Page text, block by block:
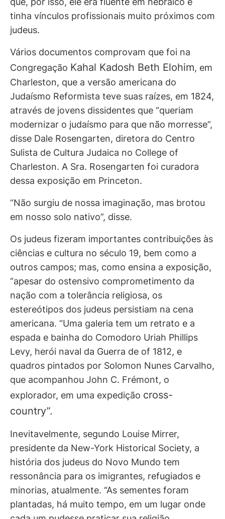
tinha vínculos profissionais muito próximos com
judeus.
Vários documentos comprovam que foi na
Congregação Kahal Kadosh Beth Elohim, em
Charleston, que a versão americana do
Judaísmo Reformista teve suas raízes, em 1824,
através de jovens dissidentes que “queriam
modernizar o judaísmo para que não morresse”,
disse Dale Rosengarten, diretora do Centro
Sulista de Cultura Judaica no College of
Charleston. A Sra. Rosengarten foi curadora
dessa exposição em Princeton.
“Não surgiu de nossa imaginação, mas brotou
em nosso solo nativo”, disse.
Os judeus fizeram importantes contribuições às
ciências e cultura no século 19, bem como a
outros campos; mas, como ensina a exposição,
“apesar do ostensivo comprometimento da
nação com a tolerância religiosa, os
estereótipos dos judeus persistiam na cena
americana. “Uma galeria tem um retrato e a
espada e bainha do Comodoro Uriah Phillips
Levy, herói naval da Guerra de of 1812, e
quadros pintados por Solomon Nunes Carvalho,
que acompanhou John C. Frémont, o
explorador, em uma expedição cross-
country”.
Inevitavelmente, segundo Louise Mirrer,
presidente da New-York Historical Society, a
história dos judeus do Novo Mundo tem
ressonância para os imigrantes, refugiados e
minorias, atualmente. “As sementes foram
plantadas, há muito tempo, em um lugar onde